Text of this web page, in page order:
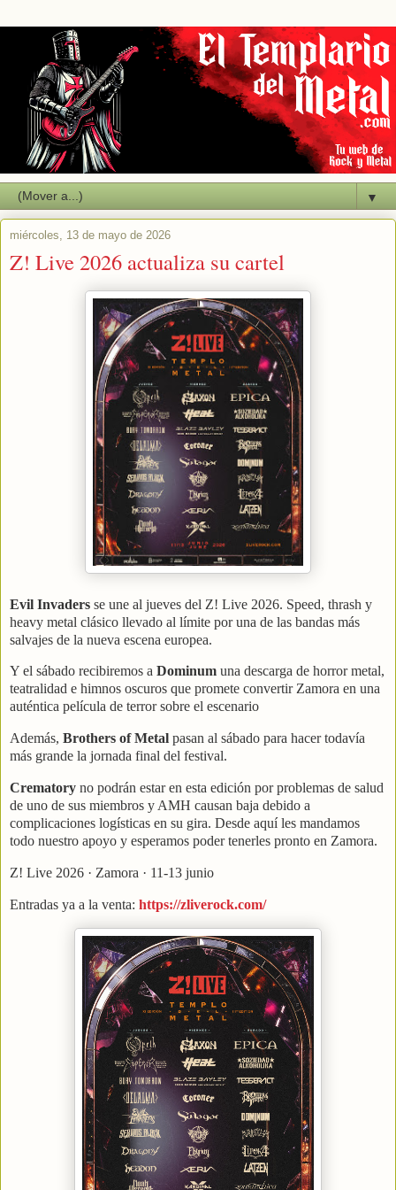
▼
miércoles, 13 de mayo de 2026
Z! Live 2026 actualiza su cartel
Evil Invaders se une al jueves del Z! Live 2026. Speed, thrash y
heavy metal clásico llevado al límite por una de las bandas más
salvajes de la nueva escena europea.
Y el sábado recibiremos a Dominum una descarga de horror metal,
teatralidad e himnos oscuros que promete convertir Zamora en una
auténtica película de terror sobre el escenario
Además, Brothers of Metal pasan al sábado para hacer todavía
más grande la jornada final del festival.
Crematory no podrán estar en esta edición por problemas de salud
de uno de sus miembros y AMH causan baja debido a
complicaciones logísticas en su gira. Desde aquí les mandamos
todo nuestro apoyo y esperamos poder tenerles pronto en Zamora.
Z! Live 2026 · Zamora · 11-13 junio
Entradas ya a la venta: https://zliverock.com/